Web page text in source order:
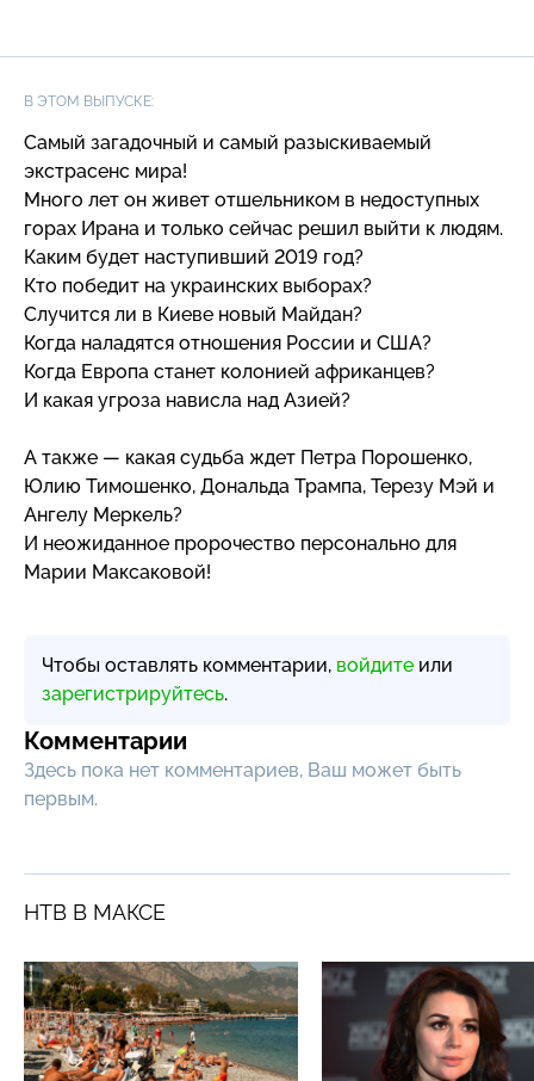
В ЭТОМ ВЫПУСКЕ:
Самый загадочный и самый разыскиваемый
экстрасенс мира!
Много лет он живет отшельником в недоступных
горах Ирана и только сейчас решил выйти к людям.
Каким будет наступивший 2019 год?
Кто победит на украинских выборах?
Случится ли в Киеве новый Майдан?
Когда наладятся отношения России и США?
Когда Европа станет колонией африканцев?
И какая угроза нависла над Азией?
А также — какая судьба ждет Петра Порошенко,
Юлию Тимошенко, Дональда Трампа, Терезу Мэй и
Ангелу Меркель?
И неожиданное пророчество персонально для
Марии Максаковой!
Чтобы оставлять комментарии, войдите или
зарегистрируйтесь.
Комментарии
Здесь пока нет комментариев, Ваш может быть
первым.
НТВ В МАКСЕ